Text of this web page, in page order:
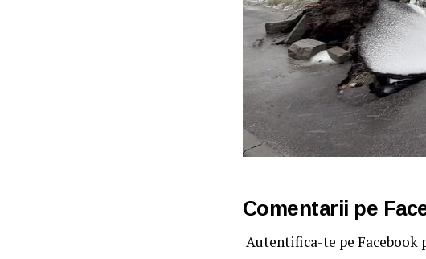
Comentarii pe
Autentifica-te pe Facebook